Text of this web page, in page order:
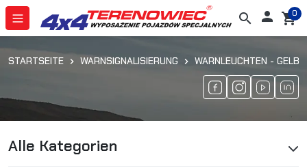
search  shopping_cart
0
STARTSEITE WARNSIGNALISIERUNG WARNLEUCHTEN - GELB
Alle Kategorien